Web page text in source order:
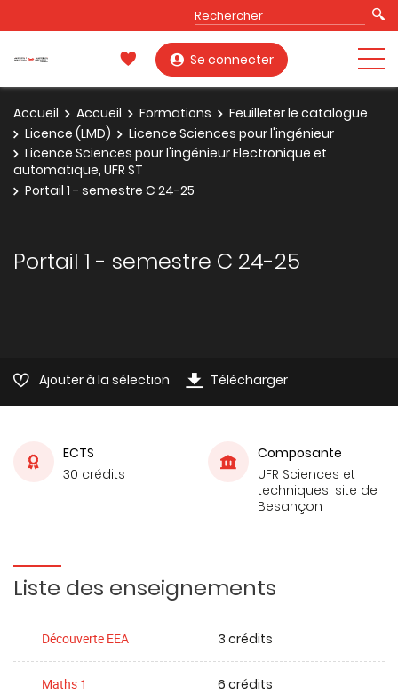
Se connecter
Accueil Accueil Formations
Feuilleter le catalogue
Licence (LMD)
Licence Sciences pour l'ingénieur
Licence Sciences pour l'ingénieur Electronique et
automatique, UFR ST
Portail 1 - semestre C 24-25
Portail 1 - semestre C 24-25
Ajouter à la sélection Télécharger
ECTS
30 crédits
Composante
UFR Sciences et
techniques, site de
Besançon
Liste des enseignements
Découverte EEA 3 crédits
Maths 1 6 crédits